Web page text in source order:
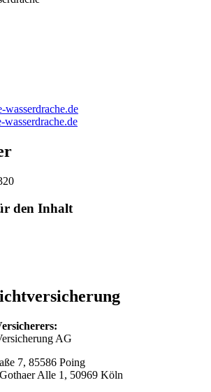
den Inhalt
AG
7, 85586 Poing
Alle 1, 50969 Köln